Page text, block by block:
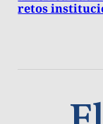
retos